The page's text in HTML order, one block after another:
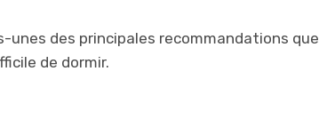
unes des principales recommandations que
de dormir.